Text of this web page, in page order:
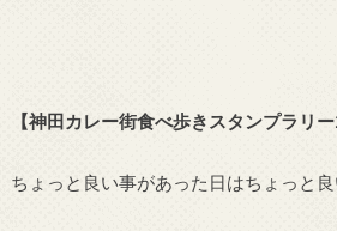
【神田カレー街食べ歩きスタンプラリ
ちょっと良い事があった日はちょっと